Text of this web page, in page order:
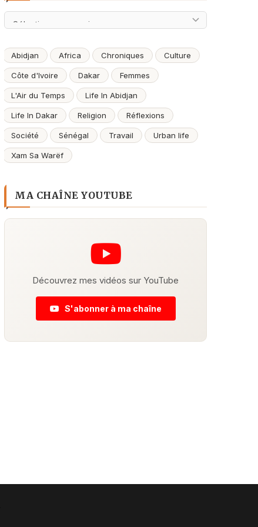
Archives
Abidjan Africa Chroniques Culture
Côte d'Ivoire Dakar Femmes
L'Air du Temps Life In Abidjan
Life In Dakar Religion Réflexions
Société Sénégal Travail Urban life
Xam Sa Warëf
MA CHAÎNE YOUTUBE
Découvrez mes vidéos sur YouTube
S'abonner à ma chaîne